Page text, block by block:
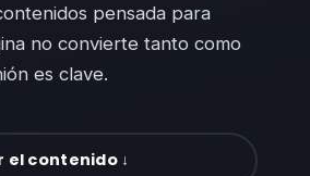
pensada para
no convierte tanto como
es clave.
el contenido ↓